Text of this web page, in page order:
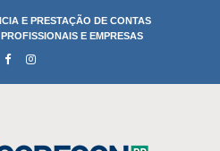
E PRESTAÇÃO DE CONTAS
E EMPRESAS